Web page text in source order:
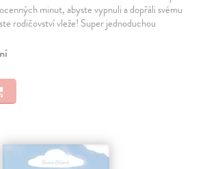
minut, abyste vypnuli a dopřáli svému
rodičovství vleže! Super jednoduchou